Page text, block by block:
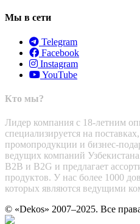
Мы в сети
Telegram
Facebook
Instagram
YouTube
Кто мы?
Лидер компания с 18-летним
специализируется на
промопродукции и бизнес-
ведущих компаний
B2B и B2G и предлагает
продуктов. У нас более 1000
которых являются ведущими
© «Dekos» 2007–2025. Все